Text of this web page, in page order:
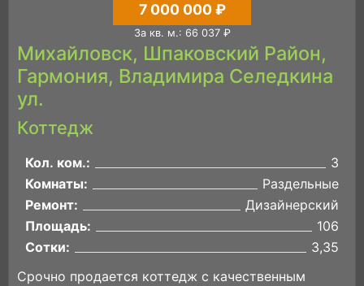
7 000 000 ₽
За кв. м.: 66 037 ₽
Михайловск, Шпаковский Район,
Гармония, Владимира Селедкина
ул.
Коттедж
Кол. ком.:
3
Комнаты:
Раздельные
Ремонт:
Дизайнерский
Площадь:
106
Сотки:
3,35
Срочно продается коттедж с качественным